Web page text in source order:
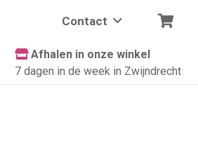
Contact
Afhalen in onze winkel
7 dagen in de week in Zwijndrecht